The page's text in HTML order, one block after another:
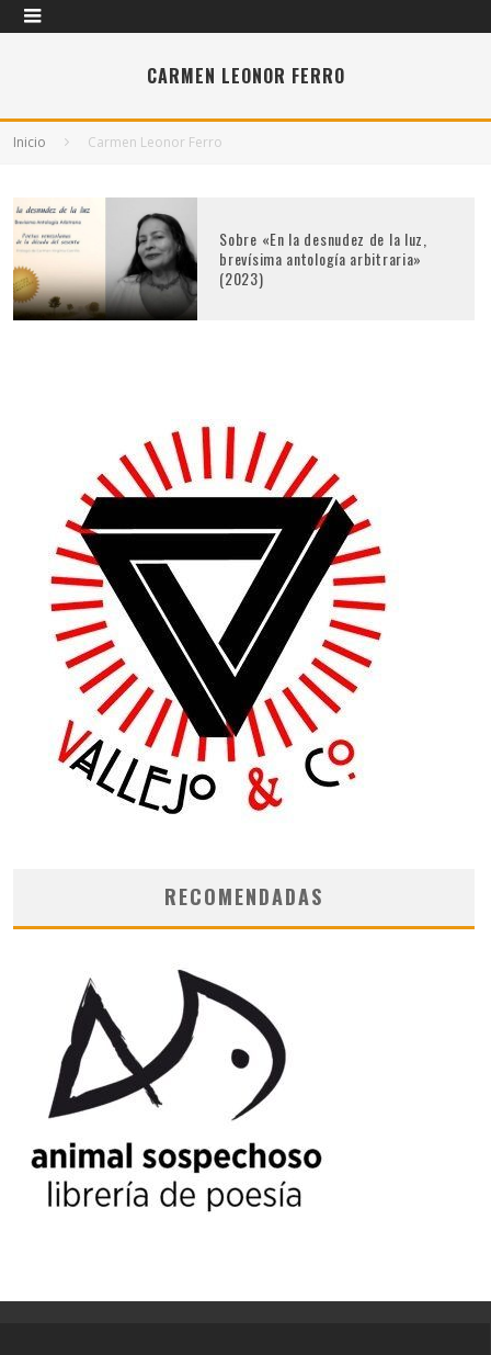
CARMEN LEONOR FERRO
Inicio Carmen Leonor Ferro
Sobre «En la desnudez de la luz,
brevísima antología arbitraria»
(2023)
RECOMENDADAS